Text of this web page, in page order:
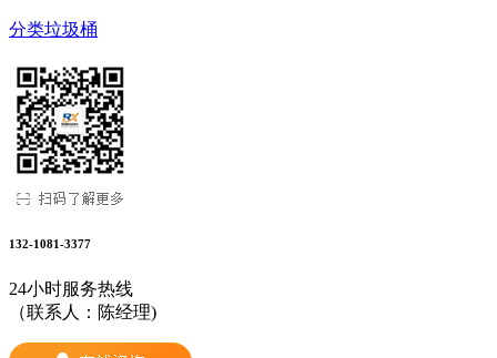
分类垃圾桶
132-1081-3377
24小时服务热线
（联系人：陈经理)